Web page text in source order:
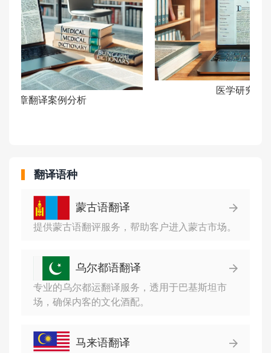
医学研究论文的翻译案例
翻译语种
蒙古语翻译
提供蒙古语翻评服务，帮助客户进入蒙古市场。
乌尔都语翻译
专业的乌尔都运翻译服务，透用于巴基斯坦市
场，确保内客的文化酒配。
马来语翻译